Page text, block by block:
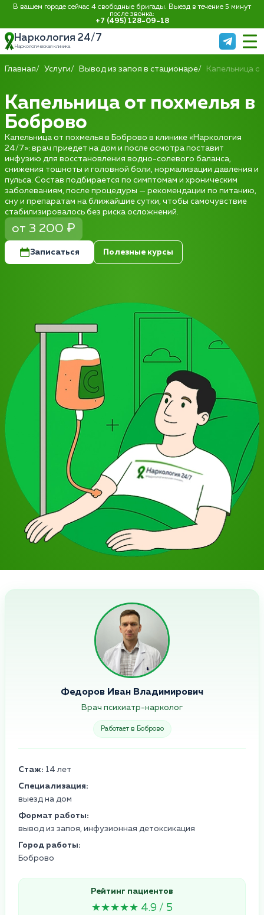
В вашем городе сейчас 4 свободные бригады. Выезд в течение 5 минут
после звонка:
+7 (495) 128-09-18
Наркология 24/7
Наркологическая клиника
Главная Услуги Вывод из запоя в стационаре Капельница
Капельница от похмелья в
Боброво
Капельница от похмелья в Боброво в клинике «Наркология
24/7»: врач приедет на дом и после осмотра поставит
инфузию для восстановления водно-солевого баланса,
снижения тошноты и головной боли, нормализации давления и
пульса. Состав подбирается по симптомам и хроническим
заболеваниям, после процедуры — рекомендации по питанию,
сну и препаратам на ближайшие сутки, чтобы самочувствие
стабилизировалось без риска осложнений.
от 3 200 ₽
Записаться Полезные курсы
Федоров Иван Владимирович
Врач психиатр-нарколог
Работает в Боброво
Стаж: 14 лет
Специализация:
выезд на дом
Формат работы:
вывод из запоя, инфузионная детоксикация
Город работы:
Боброво
Рейтинг пациентов
★★★★★ 4.9 / 5